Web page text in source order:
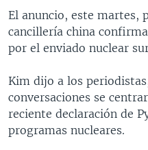
búsqueda
CHILE
PERÚ
ECUADOR
VENEZUELA
BRASIL
EL SALVADOR
GUATEMALA
HONDURAS
NICARAGUA
INMIGRACIÓN
LIBERTAD DE PRENSA
MUNDO
ECONOMÍA
ENTRETENIMIENTO Y
ESPECIALES DE LA VOA
LIBERTAD DE PRENSA
UCRANIA
MULTIMEDIA
VIDEOS
PROGRAMAS TV
El anuncio, este martes,
cancillería china
por el enviado nuclear
Kim dijo a los
conversaciones se
reciente declaración de
programas nucleares.